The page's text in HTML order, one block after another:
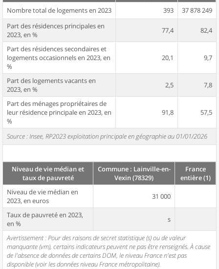
Nombre total de logements en 2023 393
37 878 249
Part des résidences principales en
2023, en %
77,4 82,4
Part des résidences secondaires et
logements occasionnels en 2023, en
%
20,1 9,7
Part des logements vacants en
2023, en %
2,5 7,8
Part des ménages propriétaires de
leur résidence principale en 2023, en
%
91,8 57,5
Source : Insee, RP2023 exploitation principale en géographie au 01/01/2026
Niveau de vie médian et
taux de pauvreté
Commune : Lainville-en-
Vexin (78329)
France
entière (1)
Niveau de vie médian en
2023, en euros
31 000
Taux de pauvreté en 2023,
en %
s
Avertissement : Pour des raisons de secret statistique (s) ou de valeur
manquante (vm), certains indicateurs peuvent ne pas être renseignés. À cause
de l'absence de données de certains DOM, le niveau France n'est pas
disponible (voir les données niveau France métropolitaine).